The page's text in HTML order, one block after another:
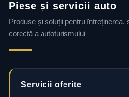
Piese și servicii auto
Produse și soluții pentru întreținerea,
corectă a autoturismului.
Servicii oferite